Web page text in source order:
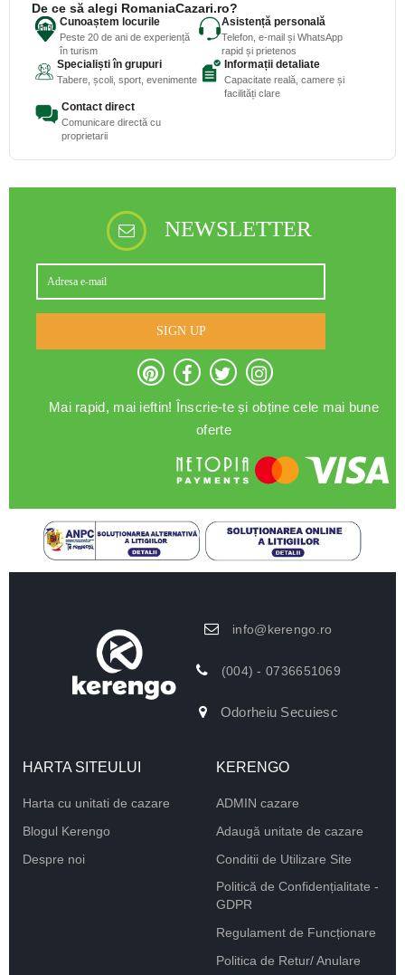
De ce să alegi RomaniaCazari.ro?
Cunoaștem locurile
Peste 20 de ani de experiență
în turism
Asistență personală
Telefon, e-mail și WhatsApp
rapid și prietenos
Specialiști în grupuri
Tabere, școli, sport, evenimente
Informații detaliate
Capacitate reală, camere și
facilități clare
Contact direct
Comunicare directă cu
proprietarii
NEWSLETTER
SIGN UP
Mai rapid, mai ieftin! Înscrie-te și obține cele mai bune
oferte
info@kerengo.ro
(004) - 0736651069
Odorheiu Secuiesc
HARTA SITEULUI
Harta cu unitati de cazare
Blogul Kerengo
Despre noi
KERENGO
ADMIN cazare
Adaugă unitate de cazare
Conditii de Utilizare Site
Politică de Confidențialitate -
GDPR
Regulament de Funcționare
Politica de Retur/ Anulare